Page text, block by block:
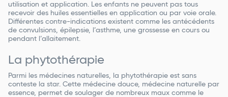
utilisation et application. Les enfants ne peuvent pas tous
recevoir des huiles essentielles en application ou par voie orale.
Différentes contre-indications existent comme les antécédents
de convulsions, épilepsie, l’asthme, une grossesse en cours ou
pendant l’allaitement.
La phytothérapie
Parmi les médecines naturelles, la phytothérapie est sans
conteste la star. Cette médecine douce, médecine naturelle par
essence, permet de soulager de nombreux maux comme le